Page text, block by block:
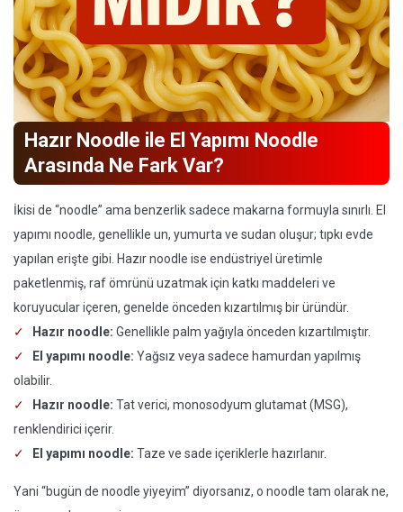
Hazır Noodle ile El Yapımı Noodle
Arasında Ne Fark Var?
İkisi de “noodle” ama benzerlik sadece makarna formuyla sınırlı. El
yapımı noodle, genellikle un, yumurta ve sudan oluşur; tıpkı evde
yapılan erişte gibi. Hazır noodle ise endüstriyel üretimle
paketlenmiş, raf ömrünü uzatmak için katkı maddeleri ve
koruyucular içeren, genelde önceden kızartılmış bir üründür.
Hazır noodle: Genellikle palm yağıyla önceden kızartılmıştır.
El yapımı noodle: Yağsız veya sadece hamurdan yapılmış
olabilir.
Hazır noodle: Tat verici, monosodyum glutamat (MSG),
renklendirici içerir.
El yapımı noodle: Taze ve sade içeriklerle hazırlanır.
Yani “bugün de noodle yiyeyim” diyorsanız, o noodle tam olarak ne,